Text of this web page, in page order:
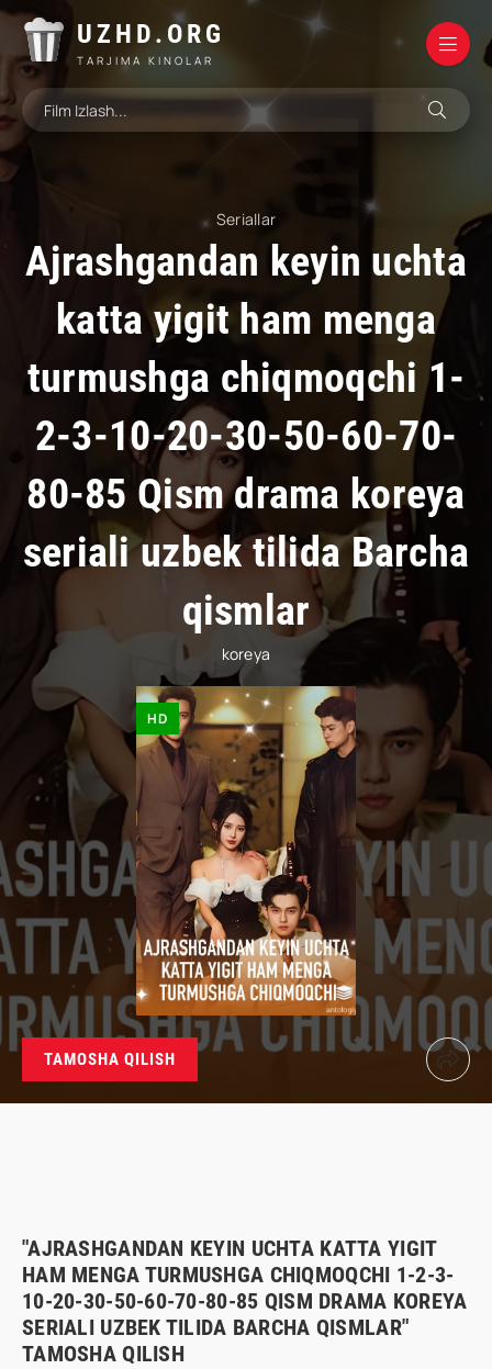
UZHD.ORG
TARJIMA KINOLAR
Seriallar
Ajrashgandan keyin uchta
katta yigit ham menga
turmushga chiqmoqchi 1-
2-3-10-20-30-50-60-70-
80-85 Qism drama koreya
seriali uzbek tilida Barcha
qismlar
koreya
HD
TAMOSHA QILISH
"AJRASHGANDAN KEYIN UCHTA KATTA YIGIT
HAM MENGA TURMUSHGA CHIQMOQCHI 1-2-3-
10-20-30-50-60-70-80-85 QISM DRAMA KOREYA
SERIALI UZBEK TILIDA BARCHA QISMLAR"
TAMOSHA QILISH